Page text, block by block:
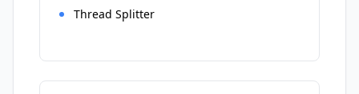
Thread Splitter